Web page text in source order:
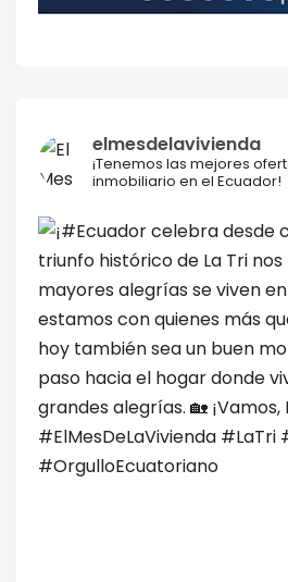
elmesdelavivienda
¡Tenemos las mejores
inmobiliario en el Ecuador!